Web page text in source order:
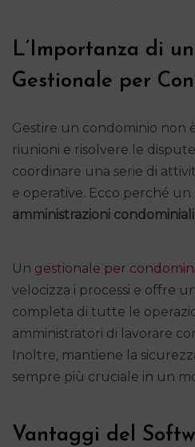
L’Importanza di
Gestionale per
Gestire un condominio non
riunioni e risolvere le
coordinare una serie di
e operative. Ecco perché un
amministrazioni condominiali
Un gestionale per condomini
velocizza i processi e offre
completa di tutte le
amministratori di lavorare
Inoltre, mantiene la
sempre più cruciale in un
Vantaggi del